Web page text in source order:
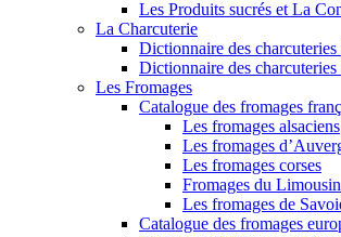
Les Produits sucrés et La
La Charcuterie
Dictionnaire des charcuteries
Dictionnaire des charcuteries
Les Fromages
Catalogue des fromages
Les fromages alsaciens
Les fromages
Les fromages corses
Fromages du Limousin
Les fromages de
Catalogue des fromages